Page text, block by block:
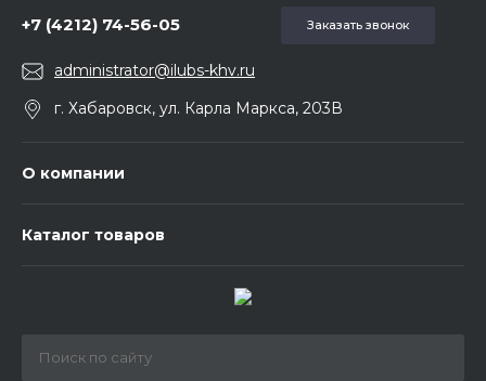
+7 (4212) 74-56-05 Заказать звонок
administrator@ilubs-khv.ru
г. Хабаровск, ул. Карла Маркса, 203В
О компании
Каталог товаров